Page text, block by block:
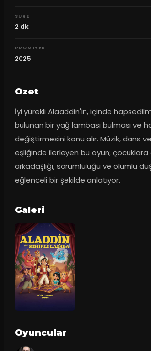
SURE
2 dk
PROMIYER
2025
Ozet
İyi yürekli Alaaddin'in, içinde
bulunan bir yağ lambası bulması ve
değiştirmesini konu alır. Müzik, dans
eşliğinde ilerleyen bu oyun; çocuklara
arkadaşlığı, sorumluluğu ve olumlu
eğlenceli bir şekilde anlatıyor.
Galeri
Oyuncular